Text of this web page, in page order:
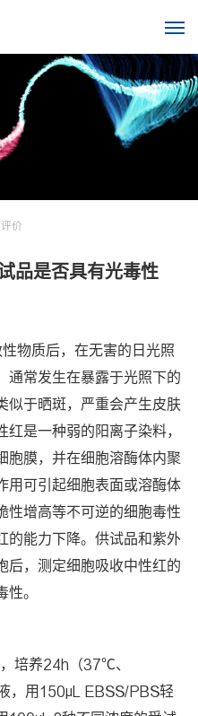
价
品是否具有光毒性
物质后，在无害的日光照
通常发生在暴露于光照下的
似于晒斑，严重会产生皮肤
是一种弱的阳离子染料，
胞膜，并在细胞溶酶体内聚
用可引起细胞表面或溶酶体
性增高等不可逆的细胞毒性
的能力下降。供试品和紫外
，测定细胞吸收中性红的
。
培养24h（37℃、
，用150μL EBSS/PBS轻